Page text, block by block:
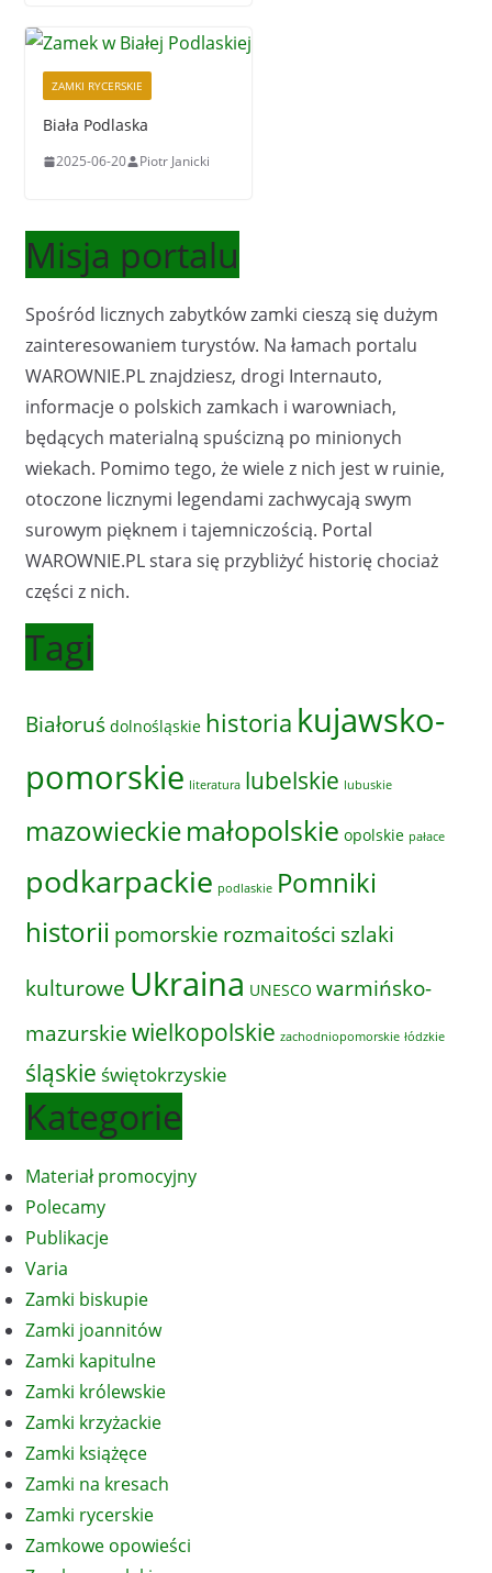
ZAMKI RYCERSKIE
Biała Podlaska
2025-06-20 Piotr Janicki
Misja portalu
Spośród licznych zabytków zamki cieszą się dużym
zainteresowaniem turystów. Na łamach portalu
WAROWNIE.PL znajdziesz, drogi Internauto,
informacje o polskich zamkach i warowniach,
będących materialną spuścizną po minionych
wiekach. Pomimo tego, że wiele z nich jest w ruinie,
otoczone licznymi legendami zachwycają swym
surowym pięknem i tajemniczością. Portal
WAROWNIE.PL stara się przybliżyć historię chociaż
części z nich.
Tagi
Białoruś dolnośląskie historia kujawsko-
pomorskie literatura lubelskie lubuskie
mazowieckiemałopolskie opolskie pałace
podkarpackie podlaskie Pomniki
historii pomorskie rozmaitości szlaki
kulturowe Ukraina UNESCO warmińsko-
mazurskiewielkopolskie zachodniopomorskie łódzkie
śląskie świętokrzyskie
Kategorie
Materiał promocyjny
Polecamy
Publikacje
Varia
Zamki biskupie
Zamki joannitów
Zamki kapitulne
Zamki królewskie
Zamki krzyżackie
Zamki książęce
Zamki na kresach
Zamki rycerskie
Zamkowe opowieści